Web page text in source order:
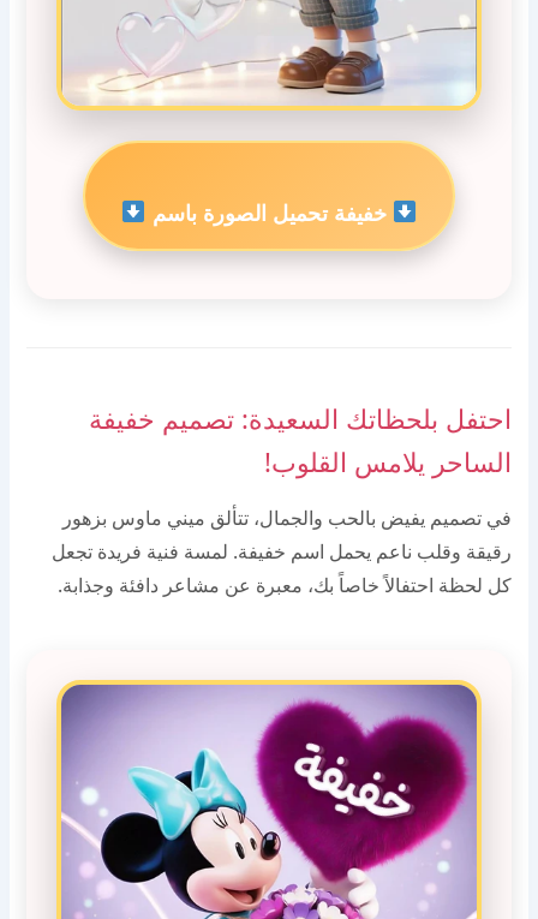
خفيفة تحميل الصورة باسم
احتفل بلحظاتك السعيدة: تصميم خفيفة
الساحر يلامس القلوب!
في تصميم يفيض بالحب والجمال، تتألق ميني ماوس بزهور
رقيقة وقلب ناعم يحمل اسم خفيفة. لمسة فنية فريدة تجعل
كل لحظة احتفالاً خاصاً بك، معبرة عن مشاعر دافئة وجذابة.